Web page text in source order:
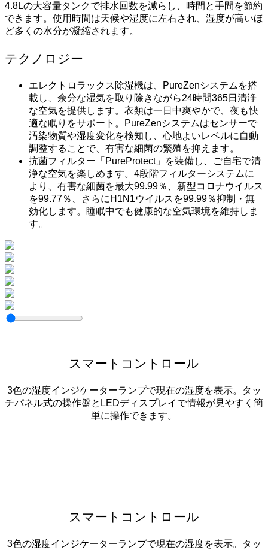
4.8Lの大容量タンクで排水回数を減らし、時間と手間を節約
できます。使用時間は天候や湿度に左右され、湿度が高いほ
ど多くの水分が凝縮されます。
テクノロジー
エレクトロラックス除湿機は、PureZenシステムを搭
載し、余分な湿気を取り除きながら24時間365日清浄
な空気を提供します。衣類は一日中爽やかで、夜も快
適な眠りをサポート。PureZenシステムはセンサーで
汚染物質や湿度変化を検知し、心地よいレベルに自動
調整することで、有害な細菌の繁殖を抑えます。
抗菌フィルター「PureProtect」を装備し、ご自宅で清
浄な空気を楽しめます。4段階フィルターシステムに
より、有害な細菌を最大99.99％、新型コロナウイルス
を99.77％、さらにH1N1ウイルスを99.99％抑制・無
効化します。睡眠中でも健康的な空気環境を維持しま
す。
スマートコントロール
3色の湿度インジケーターランプで現在の湿度を表示。タッ
チパネル式の操作盤とLEDディスプレイで情報が見やすく簡
単に操作できます。
スマートコントロール
3色の湿度インジケーターランプで現在の湿度を表示。タッ